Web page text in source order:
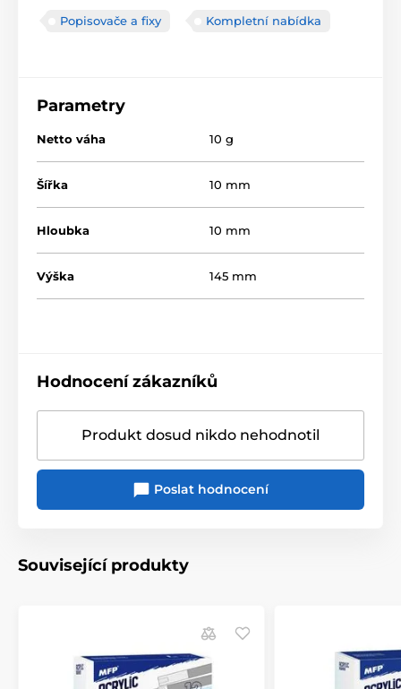
Popisovače a fixy Kompletní nabídka
Parametry
Netto váha 10 g
Šířka 10 mm
Hloubka 10 mm
Výška 145 mm
Hodnocení zákazníků
Produkt dosud nikdo nehodnotil
Poslat hodnocení
Související produkty